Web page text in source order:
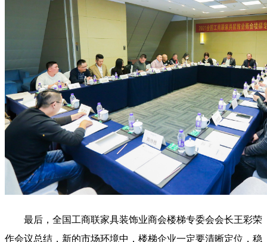
最后，全国工商联家具装饰业商会楼梯专委会会长王彩荣
作会议总结，新的市场环境中，楼梯企业一定要清晰定位，稳